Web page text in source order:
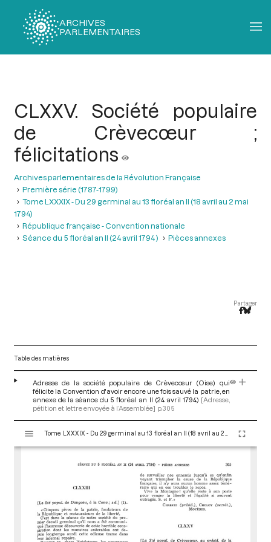
ARCHIVES
PARLEMENTAIRES
CLXXV. Société populaire
de Crèvecœur ;
félicitations
Archives parlementaires de la Révolution Française
Première série (1787-1799)
Tome LXXXIX - Du 29 germinal au 13 floréal an II (18 avril au 2 mai
1794)
République française - Convention nationale
Séance du 5 floréal an II (24 avril 1794 )
Pièces annexes
Partager
Table des matières
Adresse de la société populaire de Crèvecœur (Oise) qui
félicite la Convention d'avoir encore une fois sauvé la patrie, en
annexe de la séance du 5 floréal an II (24 avril 1794) [Adresse,
pétition et lettre envoyée à l’Assemblée] p.305
s